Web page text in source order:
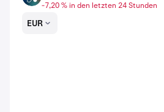
-7,20 % in den letzten 24 Stunden
EUR